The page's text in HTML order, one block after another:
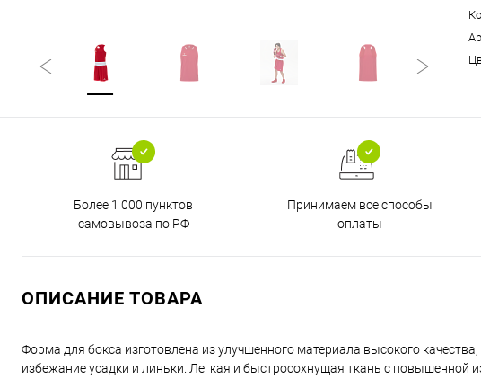
Более 1 000 пунктов
самовывоза по РФ
Принимаем все способы
оплаты
ОПИСАНИЕ ТОВАРА
Форма для бокса изготовлена из улучшенного материала высокого
избежание усадки и линьки. Легкая и быстросохнущая ткань с повышенной